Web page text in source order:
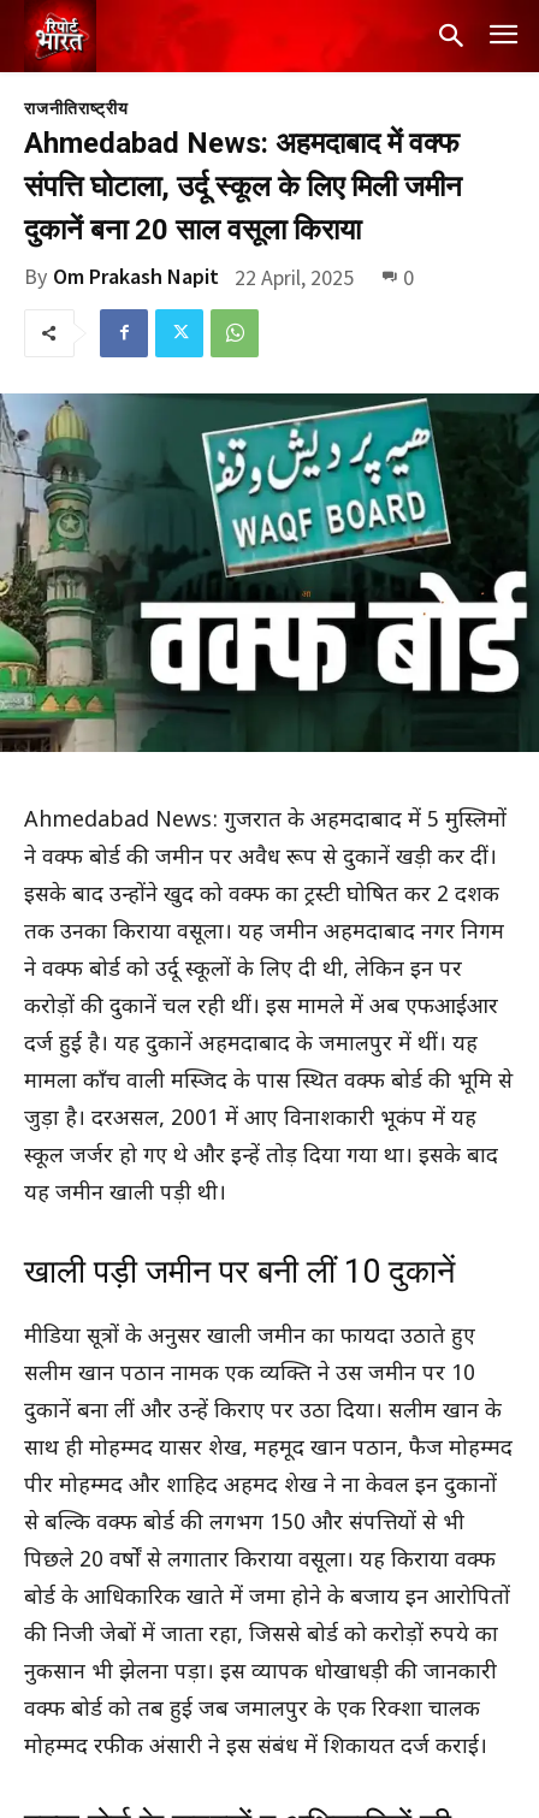
राजनीतिराष्ट्रीय
Ahmedabad News: अहमदाबाद में वक्फ
संपत्ति घोटाला, उर्दू स्कूल के लिए मिली जमीन
दुकानें बना 20 साल वसूला किराया
By Om Prakash Napit 22 April, 2025 0
Ahmedabad News: गुजरात के अहमदाबाद में 5 मुस्लिमों
ने वक्फ बोर्ड की जमीन पर अवैध रूप से दुकानें खड़ी कर दीं।
इसके बाद उन्होंने खुद को वक्फ का ट्रस्टी घोषित कर 2 दशक
तक उनका किराया वसूला। यह जमीन अहमदाबाद नगर निगम
ने वक्फ बोर्ड को उर्दू स्कूलों के लिए दी थी, लेकिन इन पर
करोड़ों की दुकानें चल रही थीं। इस मामले में अब एफआईआर
दर्ज हुई है। यह दुकानें अहमदाबाद के जमालपुर में थीं। यह
मामला काँच वाली मस्जिद के पास स्थित वक्फ बोर्ड की भूमि से
जुड़ा है। दरअसल, 2001 में आए विनाशकारी भूकंप में यह
स्कूल जर्जर हो गए थे और इन्हें तोड़ दिया गया था। इसके बाद
यह जमीन खाली पड़ी थी।
खाली पड़ी जमीन पर बनी लीं 10 दुकानें
मीडिया सूत्रों के अनुसर खाली जमीन का फायदा उठाते हुए
सलीम खान पठान नामक एक व्यक्ति ने उस जमीन पर 10
दुकानें बना लीं और उन्हें किराए पर उठा दिया। सलीम खान के
साथ ही मोहम्मद यासर शेख, महमूद खान पठान, फैज मोहम्मद
पीर मोहम्मद और शाहिद अहमद शेख ने ना केवल इन दुकानों
से बल्कि वक्फ बोर्ड की लगभग 150 और संपत्तियों से भी
पिछले 20 वर्षों से लगातार किराया वसूला। यह किराया वक्फ
बोर्ड के आधिकारिक खाते में जमा होने के बजाय इन आरोपितों
की निजी जेबों में जाता रहा, जिससे बोर्ड को करोड़ों रुपये का
नुकसान भी झेलना पड़ा। इस व्यापक धोखाधड़ी की जानकारी
वक्फ बोर्ड को तब हुई जब जमालपुर के एक रिक्शा चालक
मोहम्मद रफीक अंसारी ने इस संबंध में शिकायत दर्ज कराई।